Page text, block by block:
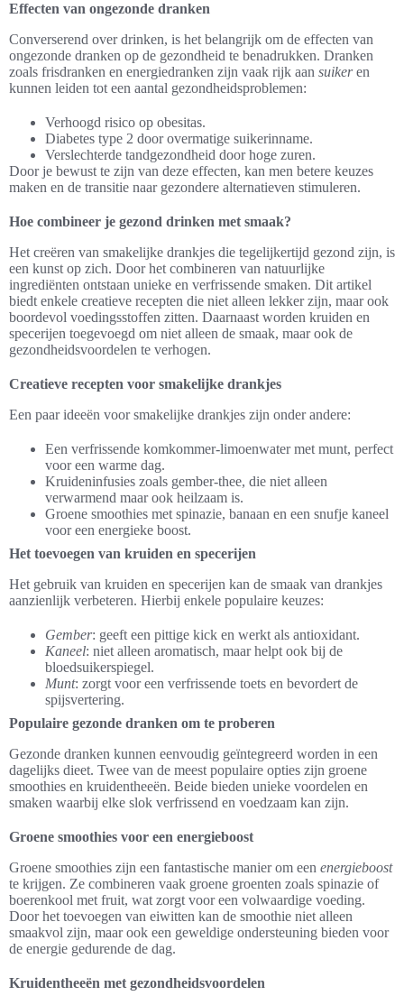
Effecten van ongezonde dranken
Converserend over drinken, is het belangrijk om de effecten van
ongezonde dranken op de gezondheid te benadrukken. Dranken
zoals frisdranken en energiedranken zijn vaak rijk aan suikeren
kunnen leiden tot een aantal gezondheidsproblemen:
Verhoogd risico op obesitas.
Diabetes type 2 door overmatige suikerinname.
Verslechterde tandgezondheid door hoge zuren.
Door je bewust te zijn van deze effecten, kan men betere keuzes
maken en de transitie naar gezondere alternatieven stimuleren.
Hoe combineer je gezond drinken met smaak?
Het creëren van smakelijke drankjes die tegelijkertijd gezond zijn, is
een kunst op zich. Door het combineren van natuurlijke
ingrediënten ontstaan unieke en verfrissende smaken. Dit artikel
biedt enkele creatieve recepten die niet alleen lekker zijn, maar ook
boordevol voedingsstoffen zitten. Daarnaast worden kruiden en
specerijen toegevoegd om niet alleen de smaak, maar ook de
gezondheidsvoordelen te verhogen.
Creatieve recepten voor smakelijke drankjes
Een paar ideeën voor smakelijke drankjes zijn onder andere:
Een verfrissende komkommer-limoenwater met munt, perfect
voor een warme dag.
Kruideninfusies zoals gember-thee, die niet alleen
verwarmend maar ook heilzaam is.
Groene smoothies met spinazie, banaan en een snufje kaneel
voor een energieke boost.
Het toevoegen van kruiden en specerijen
Het gebruik van kruiden en specerijen kan de smaak van drankjes
aanzienlijk verbeteren. Hierbij enkele populaire keuzes:
Gember: geeft een pittige kick en werkt als antioxidant.
Kaneel: niet alleen aromatisch, maar helpt ook bij de
bloedsuikerspiegel.
Munt: zorgt voor een verfrissende toets en bevordert de
spijsvertering.
Populaire gezonde dranken om te proberen
Gezonde dranken kunnen eenvoudig geïntegreerd worden in een
dagelijks dieet. Twee van de meest populaire opties zijn groene
smoothies en kruidentheeën. Beide bieden unieke voordelen en
smaken waarbij elke slok verfrissend en voedzaam kan zijn.
Groene smoothies voor een energieboost
Groene smoothies zijn een fantastische manier om een energieboost
te krijgen. Ze combineren vaak groene groenten zoals spinazie of
boerenkool met fruit, wat zorgt voor een volwaardige voeding.
Door het toevoegen van eiwitten kan de smoothie niet alleen
smaakvol zijn, maar ook een geweldige ondersteuning bieden voor
de energie gedurende de dag.
Kruidentheeën met gezondheidsvoordelen